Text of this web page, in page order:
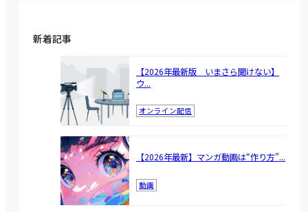
新着記事
【2026年最新版 いまさら聞けない】
ウ...
オンライン配信
【2026年最新】マンガ動画は“作り方”...
動画